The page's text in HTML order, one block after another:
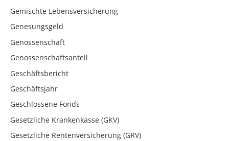
Gemischte Lebensversicherung
Genesungsgeld
Genossenschaft
Genossenschaftsanteil
Geschäftsbericht
Geschäftsjahr
Geschlossene Fonds
Gesetzliche Krankenkasse (GKV)
Gesetzliche Rentenversicherung (GRV)